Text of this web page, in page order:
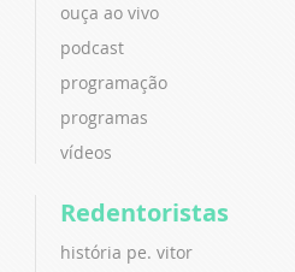
ouça ao vivo
podcast
programação
programas
vídeos
Redentoristas
história pe. vitor